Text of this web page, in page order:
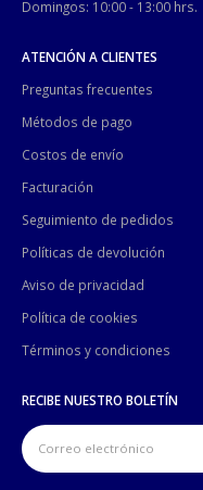
Domingos: 10:00 - 13:00 hrs.
ATENCIÓN A CLIENTES
Preguntas frecuentes
Métodos de pago
Costos de envío
Facturación
Seguimiento de pedidos
Políticas de devolución
Aviso de privacidad
Política de cookies
Términos y condiciones
RECIBE NUESTRO BOLETÍN